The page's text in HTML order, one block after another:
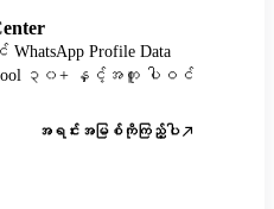
Profile Data
ာ tool ၃၀+ နှင့်အတူ ပါဝင်
အရင်းအမြစ်ကိုကြည့်ပါ